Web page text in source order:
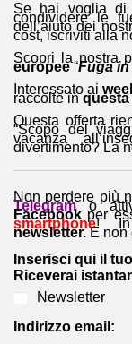
Se hai voglia di
condividere le
dell’aiuto dei
cost, iscriviti alla
Scopri la nostra
europee“Fuga
Interessato ai
raccolte in
Questa offerta
“Scopo del
vacanza
divertimento? La
Non perdere più
Telegramo
Facebook per
smartphone! In
newsletter.E non
Inserisci qui il
Riceverai
Newsletter
Indirizzo email: